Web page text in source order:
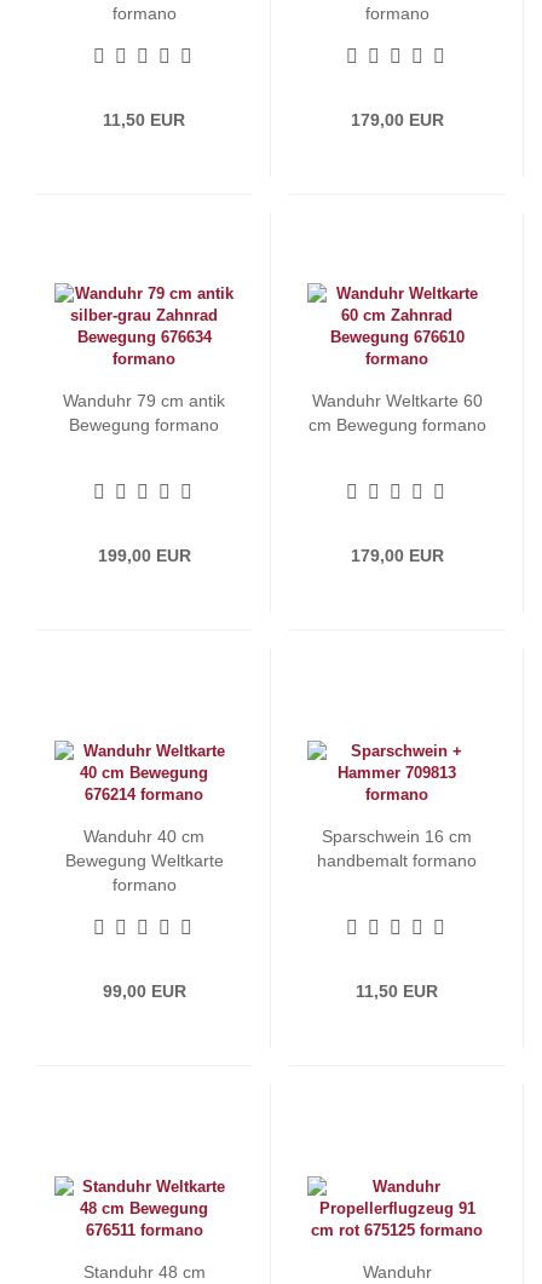
formano
11,50 EUR
formano
179,00 EUR
Wanduhr 79 cm antik
Bewegung formano
199,00 EUR
Wanduhr Weltkarte 60
cm Bewegung formano
179,00 EUR
Wanduhr 40 cm
Bewegung Weltkarte
formano
99,00 EUR
Sparschwein 16 cm
handbemalt formano
11,50 EUR
Standuhr 48 cm
Wanduhr